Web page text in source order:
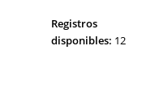
Registros
disponibles: 12